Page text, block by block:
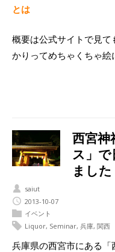
とは
概要は公式サイトで見
かりってめちゃくちゃ絵
西宮神
ス」
ました
saiut
2013-10-07
イベント
Liquor, Seminar, 兵庫, 関西
兵庫県の西宮市にある「